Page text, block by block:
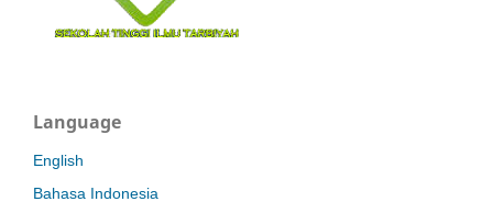
Language
English
Bahasa Indonesia